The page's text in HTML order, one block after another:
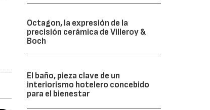
Octagon, la expresión de la
precisión cerámica de Villeroy &
Boch
El baño, pieza clave de un
interiorismo hotelero concebido
para el bienestar